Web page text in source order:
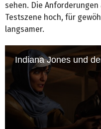
sehen. Die Anforderungen
Testszene hoch, für
langsamer.